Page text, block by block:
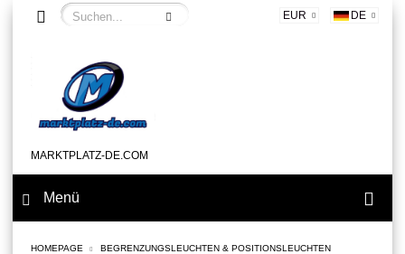
EUR DE
MARKTPLATZ-DE.COM
Menü
HOMEPAGE BEGRENZUNGSLEUCHTEN & POSITIONSLEUCHTEN